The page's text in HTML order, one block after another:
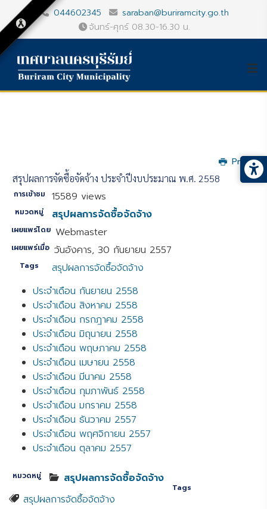
044602345
saraban@buriramcity.go.th
จันทร์-ศุกร์ 08.30-16.30 น.
Print
สรุปผลการจัดซื้อจัดจ้าง ประจำปีงบประมาณ พ.ศ. 2558
การเข้าชม 15589 views
หมวดหมู่ สรุปผลการจัดซื้อจัดจ้าง
เผยแพร่โดย Webmaster
เผยแพร่เมื่อ วันอังคาร, 30 กันยายน 2557
Tags
สรุปผลการจัดซื้อจัดจ้าง
ประจำเดือน กันยายน 2558
ประจำเดือน สิงหาคม 2558
ประจำเดือน กรกฎาคม 2558
ประจำเดือน มิถุนายน 2558
ประจำเดือน พฤษภาคม 2558
ประจำเดือน เมษายน 2558
ประจำเดือน มีนาคม 2558
ประจำเดือน กุมภาพันธ์ 2558
ประจำเดือน มกราคม 2558
ประจำเดือน ธันวาคม 2557
ประจำเดือน พฤศจิกายน 2557
ประจำเดือน ตุลาคม 2557
หมวดหมู่ สรุปผลการจัดซื้อจัดจ้าง
Tags
สรุปผลการจัดซื้อจัดจ้าง